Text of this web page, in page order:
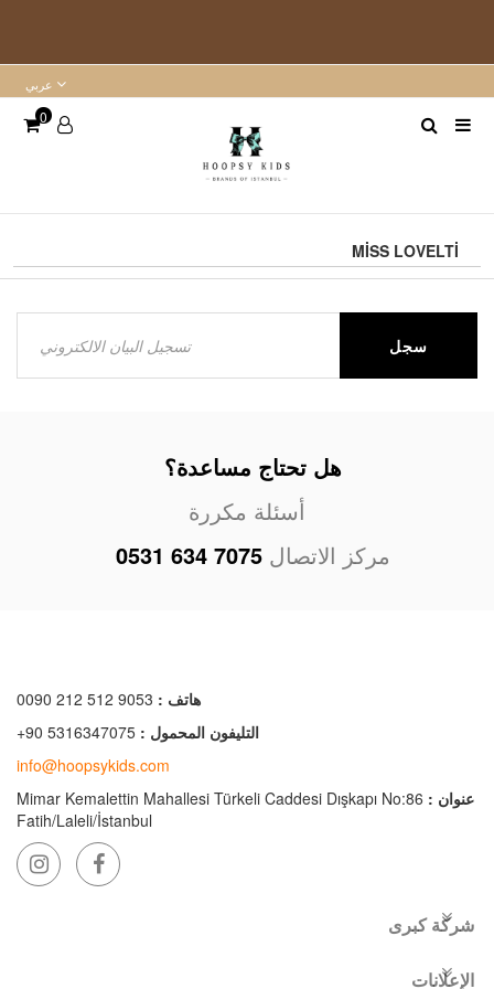
عربي
0
MİSS LOVELTİ
سجل
هل تحتاج مساعدة؟
أسئلة مكررة
مركز الاتصال 0531 634 7075
هاتف : 0090 212 512 9053
التليفون المحمول : +90 5316347075
info@hoopsykids.com
عنوان : Mimar Kemalettin Mahallesi Türkeli Caddesi Dışkapı No:86
Fatih/Laleli/İstanbul
شركة كبرى
الإعلانات